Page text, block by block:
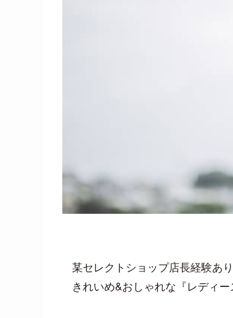
某セレクトショップ店長経験あ
きれいめ&おしゃれな『レディ